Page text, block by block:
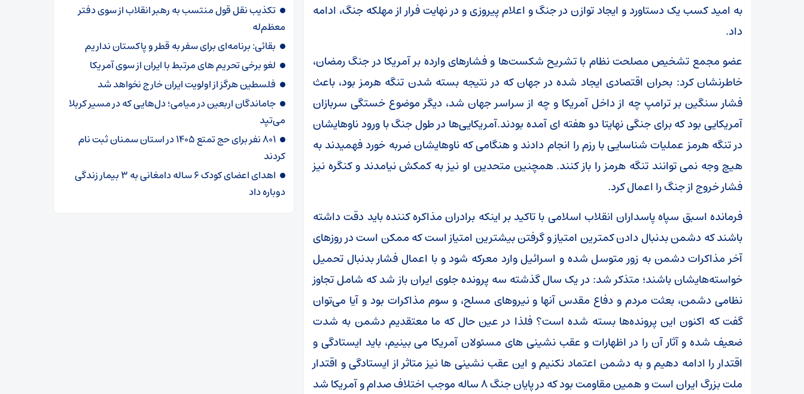
به امید کسب یک دستاورد و ایجاد توازن در جنگ و اعلام پیروزی و در نهایت فرار از مهلکه جنگ، ادامه
داد.
عضو مجمع تشخیص مصلحت نظام با تشریح شکست‌ها و فشارهای وارده بر آمریکا در جنگ رمضان،
خاطرنشان کرد: بحران اقتصادی ایجاد شده در جهان که در نتیجه بسته شدن تنگه هرمز بود، باعث
فشار سنگین بر ترامپ چه از داخل آمریکا و چه از سراسر جهان شد، دیگر موضوع خستگی سربازان
آمریکایی بود که برای جنگی نهایتا دو هفته ای آمده بودند.آمریکایی‌ها در طول جنگ با ورود ناوهایشان
در تنگه هرمز عملیات شناسایی با رزم را انجام دادند و هنگامی که ناوهایشان ضربه خورد فهمیدند به
هیچ وجه نمی توانند تنگه هرمز را باز کنند. همچنین متحدین او نیز به کمکش نیامدند و کنگره نیز
فشار خروج از جنگ را اعمال کرد.
فرمانده اسبق سپاه پاسداران انقلاب اسلامی با تاکید بر اینکه برادران مذاکره کننده باید دقت داشته
باشند که دشمن بدنبال دادن کمترین امتیاز و گرفتن بیشترین امتیاز است که ممکن است در روزهای
آخر مذاکرات دشمن به زور متوسل شده و اسرائیل وارد معرکه شود و با اعمال فشار بدنبال تحمیل
خواسته‌هایشان باشند؛ متذکر شد: در یک سال گذشته سه پرونده جلوی ایران باز شد که شامل تجاوز
نظامی دشمن، بعثت مردم و دفاع مقدس آنها و نیروهای مسلح، و سوم مذاکرات بود و آیا می‌توان
گفت که اکنون این پرونده‌ها بسته شده است؟ فلذا در عین حال که ما معتقدیم دشمن به شدت
ضعیف شده و آثار آن را در اظهارات و عقب نشینی های مسئولان آمریکا می بینیم، باید ایستادگی و
اقتدار را ادامه دهیم و به دشمن اعتماد نکنیم و این عقب نشینی ها نیز متاثر از ایستادگی و اقتدار
ملت بزرگ ایران است و همین مقاومت بود که در پایان جنگ ۸ ساله موجب اختلاف صدام و آمریکا شد
تکذیب نقل قول منتسب به رهبر انقلاب از سوی دفتر
معظم‌له
بقائی: برنامه‌ای برای سفر به قطر و پاکستان نداریم
لغو برخی تحریم های مرتبط با ایران از سوی آمریکا
فلسطین هرگز از اولویت ایران خارج نخواهد شد
جاماندگان اربعین در میامی؛ دل‌هایی که در مسیر کربلا
می‌تپد
۸۰۱ نفر برای حج تمتع ۱۴۰۵ در استان سمنان ثبت نام
کردند
اهدای اعضای کودک ۶ ساله دامغانی به ۳ بیمار زندگی
دوباره داد